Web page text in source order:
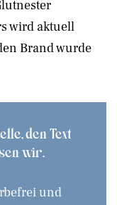
wird aktuell
Brand wurde
den Text
wir.
und